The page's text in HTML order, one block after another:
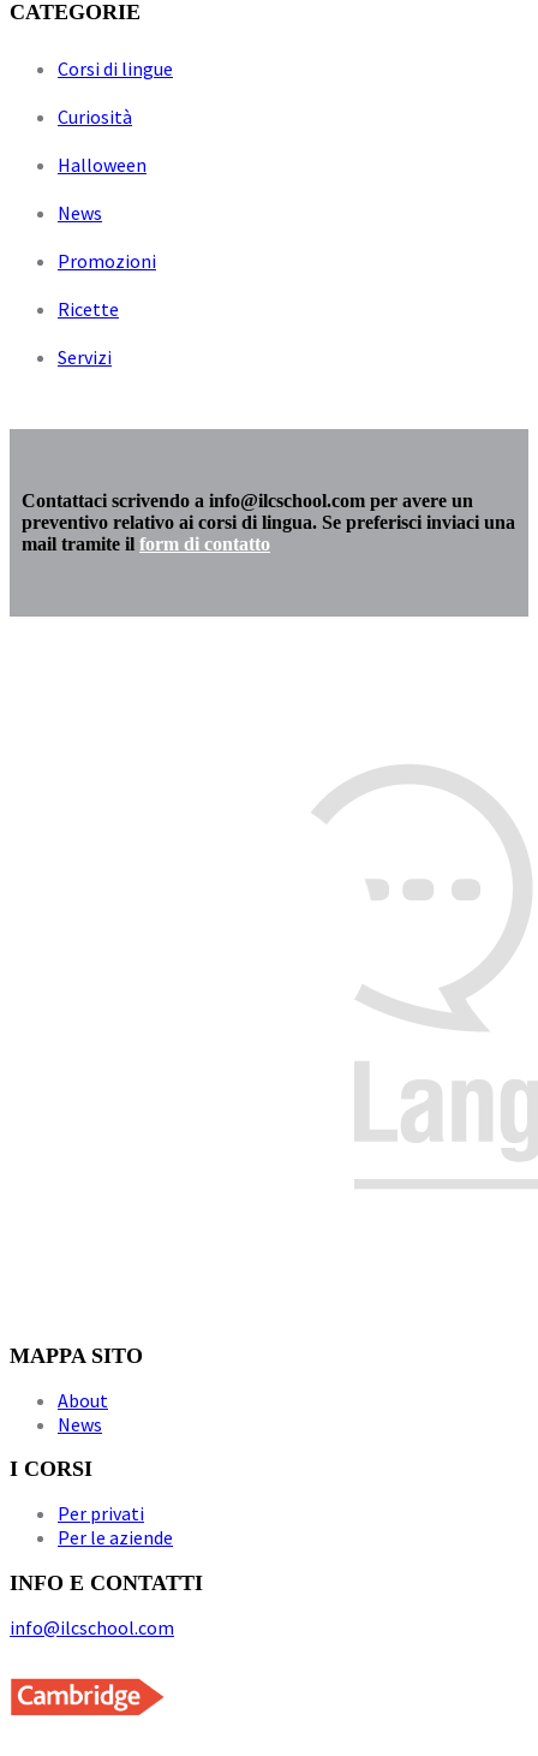
CATEGORIE
Corsi di lingue
Curiosità
Halloween
News
Promozioni
Ricette
Servizi
Contattaci scrivendo a info@ilcschool.com per avere un
preventivo relativo ai corsi di lingua. Se preferisci inviaci una
mail tramite il form di contatto
MAPPA SITO
About
News
I CORSI
Per privati
Per le aziende
INFO E CONTATTI
info@ilcschool.com